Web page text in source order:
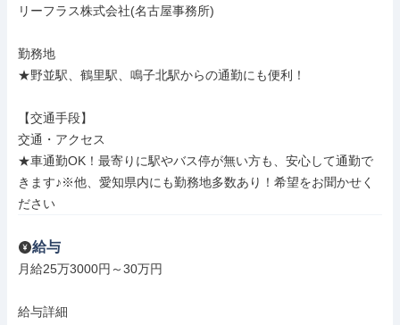
リーフラス株式会社(名古屋事務所)
勤務地
★野並駅、鶴里駅、鳴子北駅からの通勤にも便利！
【交通手段】
交通・アクセス
★車通勤OK！最寄りに駅やバス停が無い方も、安心して通勤で
きます♪※他、愛知県内にも勤務地多数あり！希望をお聞かせく
ださい
給与
月給25万3000円～30万円
給与詳細